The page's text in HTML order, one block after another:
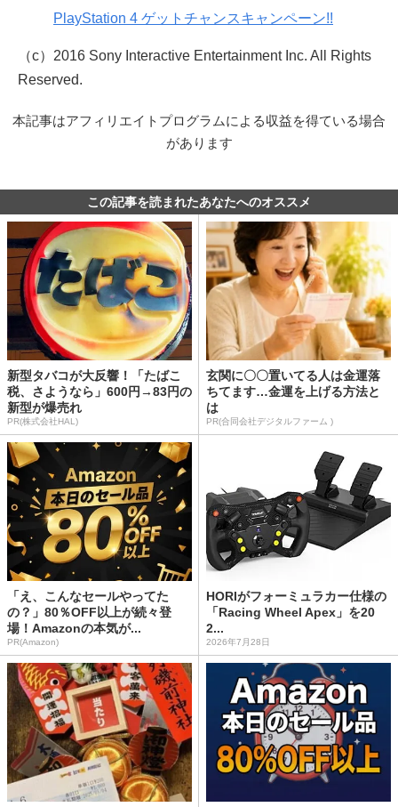
PlayStation 4 ゲットチャンスキャンペーン!!
（c）2016 Sony Interactive Entertainment Inc. All Rights
Reserved.
本記事はアフィリエイトプログラムによる収益を得ている場合
があります
この記事を読まれたあなたへのオススメ
新型タバコが大反響！「たばこ
税、さようなら」600円→83円の
新型が爆売れ
PR(株式会社HAL)
玄関に〇〇置いてる人は金運落
ちてます…金運を上げる方法と
は
PR(合同会社デジタルファーム )
「え、こんなセールやってた
の？」80％OFF以上が続々登
場！Amazonの本気が...
PR(Amazon)
HORIがフォーミュラカー仕様の
「Racing Wheel Apex」を20
2...
2026年7月28日